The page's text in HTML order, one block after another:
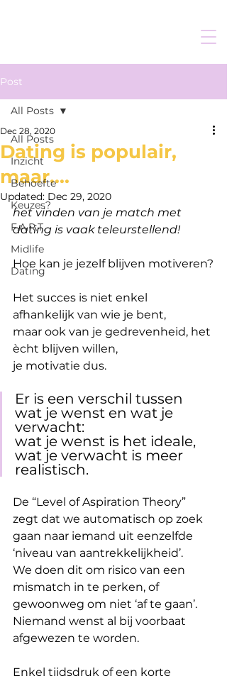
Post
All Posts
Inzicht
Behoefte
Keuzes?
F.A.R.T.
Midlife
Dating
All Posts
Dating is populair,
maar....
Dec 28, 2020
Updated: Dec 29, 2020
het vinden van je match met
dating is vaak teleurstellend!
Hoe kan je jezelf blijven motiveren?
Het succes is niet enkel
afhankelijk van wie je bent,
maar ook van je gedrevenheid, het
ècht blijven willen,
je motivatie dus.
Er is een verschil tussen
wat je wenst en wat je
verwacht:
wat je wenst is het ideale,
wat je verwacht is meer
realistisch.
De “Level of Aspiration Theory”
zegt dat we automatisch op zoek
gaan naar iemand uit eenzelfde
‘niveau van aantrekkelijkheid’.
We doen dit om risico van een
mismatch in te perken, of
gewoonweg om niet ‘af te gaan’.
Niemand wenst al bij voorbaat
afgewezen te worden.
Enkel tijdsdruk of een korte